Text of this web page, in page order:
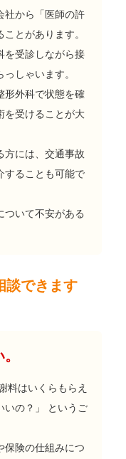
社から「医師の許
とがあります。
を受診しながら接
しゃいます。
形外科で状態を確
を受けることが大
方には、交通事故
することも可能で
ついて不安がある
談できます
料はいくらもらえ
いの？」 というご
保険の仕組みにつ